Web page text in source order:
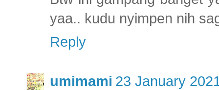
yaa.. kudu nyimpen nih
Reply
umimami 23 January